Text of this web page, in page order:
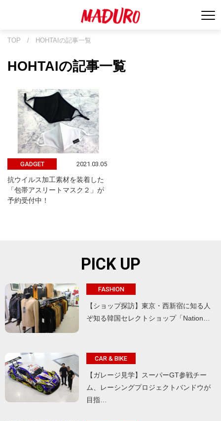
TOP / HOHTAIの記事一覧
HOHTAIの記事一覧
GADGET 2021.03.05
抗ウイルス加工素材を装着した
「包帯アスリートマスク２」が
予約受付中！
PICK UP
FASHION
【ショップ探訪】東京・西新宿に知る人
ぞ知る韓国セレクトショップ「Nation…
CAR & BIKE
【ガレージ見学】スーパーGT参戦チー
ム、レーシングプロジェクトバンドウが
目指…